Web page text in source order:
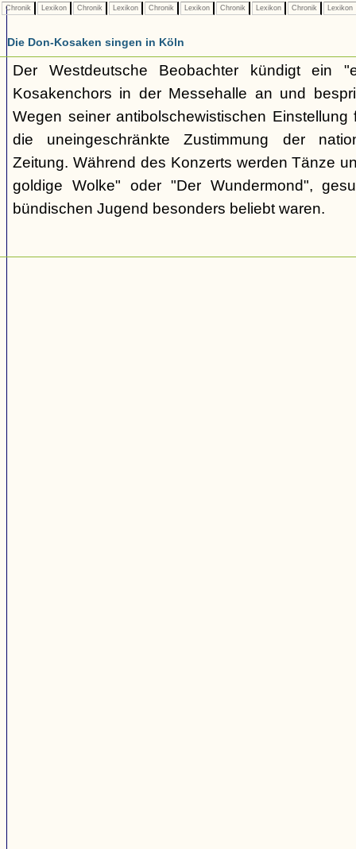
Chronik Lexikon Chronik Lexikon Chronik Lexikon Chronik Lexikon Chronik Lexikon
Die Don-Kosaken singen in Köln
Der Westdeutsche Beobachter kündigt ein
Kosakenchors in der Messehalle an und
Wegen seiner antibolschewistischen
die uneingeschränkte Zustimmung der
Zeitung. Während des Konzerts werden Tänze
goldige Wolke" oder "Der Wundermond",
bündischen Jugend besonders beliebt waren.